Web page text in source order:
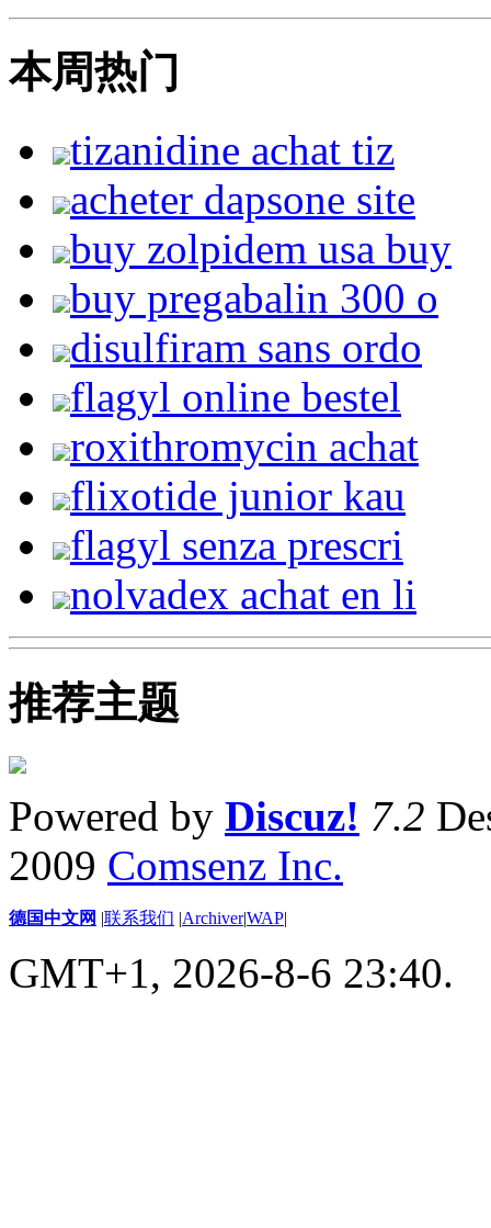
本周热门
tizanidine achat tiz
acheter dapsone site
buy zolpidem usa buy
buy pregabalin 300 o
disulfiram sans ordo
flagyl online bestel
roxithromycin achat
flixotide junior kau
flagyl senza prescri
nolvadex achat en li
推荐主题
Powered by Discuz! 7.2
2009 Comsenz Inc.
德国中文网 |联系我们 |Archiver|WAP|
GMT+1, 2026-8-6 23:40.